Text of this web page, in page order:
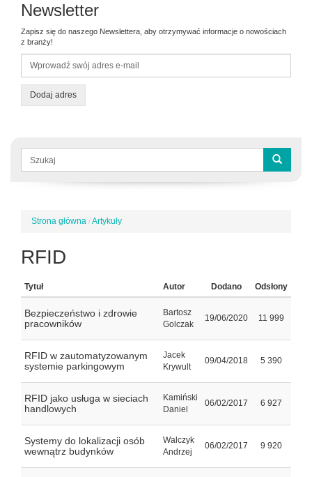
Newsletter
Zapisz się do naszego Newslettera, aby otrzymywać informacje o nowościach
z branży!
Dodaj adres
Formularz
wyszukiwania
Jesteś
Strona główna /Artykuły
RFID
Tytuł Autor Dodano Odsłony
Bezpieczeństwo i zdrowie
pracowników
Bartosz
Golczak
19/06/2020 11 999
RFID w zautomatyzowanym
systemie parkingowym
Jacek
Krywult
09/04/2018 5 390
RFID jako usługa w sieciach
handlowych
Kamiński
Daniel
06/02/2017 6 927
Systemy do lokalizacji osób
wewnątrz budynków
Walczyk
Andrzej
06/02/2017 9 920